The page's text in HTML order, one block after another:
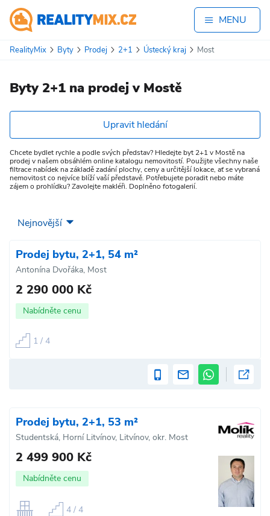
MENU
RealityMix Byty Prodej 2+1 Ústecký kraj Most
Byty 2+1 na prodej v Mostě
Upravit hledání
Chcete bydlet rychle a podle svých představ? Hledejte byt 2+1 v Mostě na
prodej v našem obsáhlém online katalogu nemovitostí. Použijte všechny naše
filtrace nabídek na základě zadání plochy, ceny a určitější lokace, ať se vybraná
nemovitost co nejvíce blíží vaší představě. Potřebujete poradit nebo máte
zájem o prohlídku? Zavolejte makléři. Doplněno fotogalerií.
Prodej bytu, 2+1, 54 m²
Antonína Dvořáka, Most
2 290 000 Kč
Nabídněte cenu
1 / 4
Prodej bytu, 2+1, 53 m²
Studentská, Horní Litvínov, Litvínov, okr. Most
2 499 900 Kč
Nabídněte cenu
4 / 4